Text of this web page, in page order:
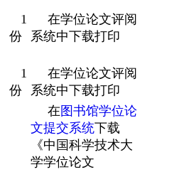
1
份
在学位论文评阅
系统中下载打印
1
份
在学位论文评阅
系统中下载打印
在图书馆学位论
文提交系统下载
《中国科学技术大
学学位论文